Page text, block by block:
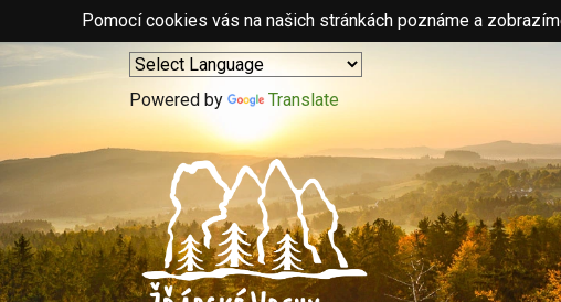
Pomocí cookies vás na našich stránkách poznáme a
Powered by Translate